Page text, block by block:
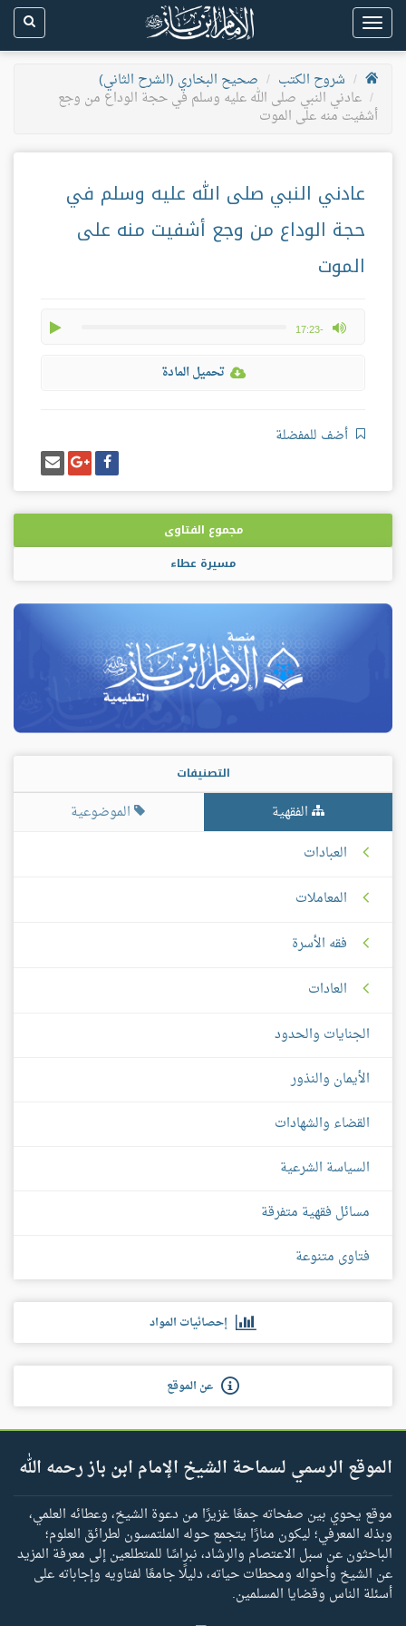
Toggle
navigation
شروح الكتب
صحيح البخاري (الشرح الثاني)
عادني النبي صلى الله عليه وسلم في حجة الوداع من وجع
أشفيت منه على الموت
عادني النبي صلى الله عليه وسلم في
حجة الوداع من وجع أشفيت منه على
الموت
-17:23
max volume
تحميل المادة
أضف للمفضلة
شارك
على
فيسبوك
شارك
على
غوغل
بلس
إرسل
إيميل
مجموع الفتاوى
مسيرة عطاء
التصنيفات
الفقهية
الموضوعية
العبادات
المعاملات
فقه الأسرة
العادات
الجنايات والحدود
الأيمان والنذور
القضاء والشهادات
السياسة الشرعية
مسائل فقهية متفرقة
فتاوى متنوعة
إحصائيات المواد
عن الموقع
الموقع الرسمي لسماحة الشيخ الإمام ابن باز رحمه الله
موقع يحوي بين صفحاته جمعًا غزيرًا من دعوة الشيخ، وعطائه العلمي،
وبذله المعرفي؛ ليكون منارًا يتجمع حوله الملتمسون لطرائق العلوم؛
الباحثون عن سبل الاعتصام والرشاد، نبراسًا للمتطلعين إلى معرفة المزيد
عن الشيخ وأحواله ومحطات حياته، دليلًا جامعًا لفتاويه وإجاباته على
أسئلة الناس وقضايا المسلمين.